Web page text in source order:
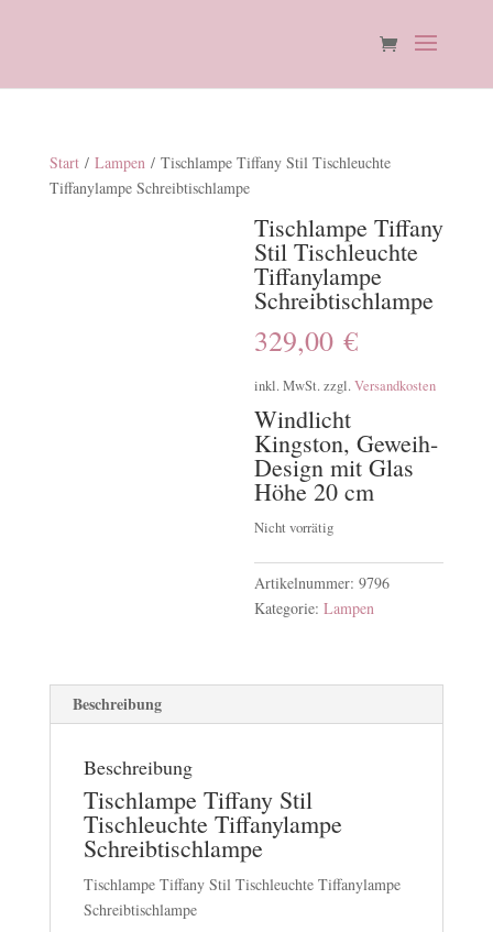
Start/ Lampen/ Tischlampe Tiffany Stil Tischleuchte
Tiffanylampe Schreibtischlampe
Tischlampe Tiffany
Stil Tischleuchte
Tiffanylampe
Schreibtischlampe
329,00€
inkl. MwSt. zzgl.Versandkosten
Windlicht
Kingston, Geweih-
Design mit Glas
Höhe 20 cm
Nicht vorrätig
Artikelnummer:9796
Kategorie:Lampen
Beschreibung
Beschreibung
Tischlampe Tiffany Stil
Tischleuchte Tiffanylampe
Schreibtischlampe
Tischlampe Tiffany Stil Tischleuchte Tiffanylampe
Schreibtischlampe